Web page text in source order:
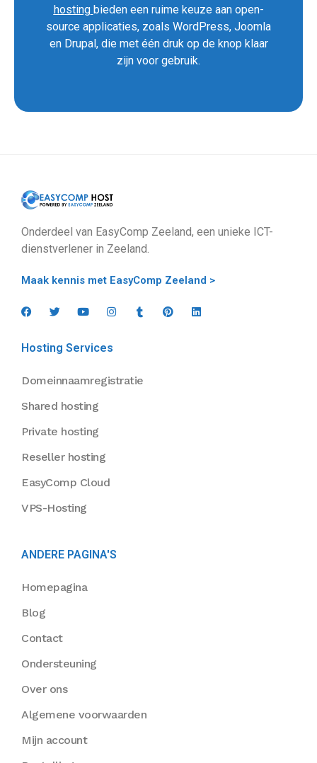
hosting bieden een ruime keuze aan open-
source applicaties, zoals WordPress, Joomla
en Drupal, die met één druk op de knop klaar
zijn voor gebruik.
Onderdeel van EasyComp Zeeland, een unieke ICT-
dienstverlener in Zeeland.
Maak kennis met EasyComp Zeeland >
Hosting Services
Domeinnaamregistratie
Shared hosting
Private hosting
Reseller hosting
EasyComp Cloud
VPS-Hosting
ANDERE PAGINA'S
Homepagina
Blog
Contact
Ondersteuning
Over ons
Algemene voorwaarden
Mijn account